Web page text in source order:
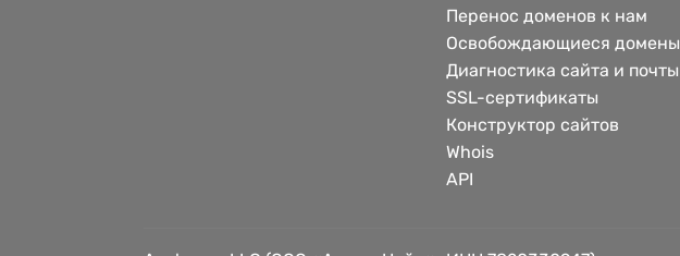
Перенос доменов к нам
Освобождающиеся домены
Диагностика сайта и почты
SSL-сертификаты
Конструктор сайтов
Whois
API